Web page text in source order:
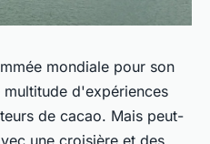
mondiale pour son
d'expériences
de cacao. Mais peut-
une croisière et des